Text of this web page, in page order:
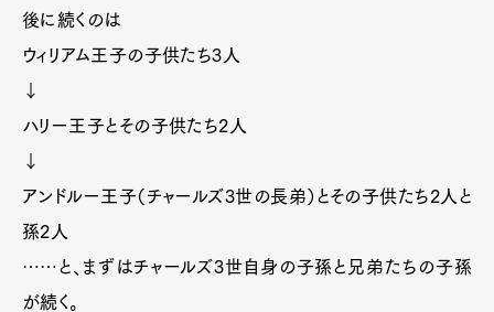
後に続くのは
ウィリアム王子の子供たち3人
↓
ハリー王子とその子供たち2人
↓
アンドルー王子（チャールズ3世の長弟）とその子供たち2人と
孫2人
……と、まずはチャールズ3世自身の子孫と兄弟たちの子孫
が続く。